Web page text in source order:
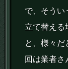
で、そうい
立て替える
と、様々だ
回は業者さ